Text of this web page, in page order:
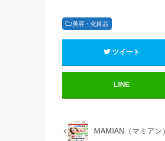
美容・化粧品
ツイート
LINE
MAMIAN（マミアン）